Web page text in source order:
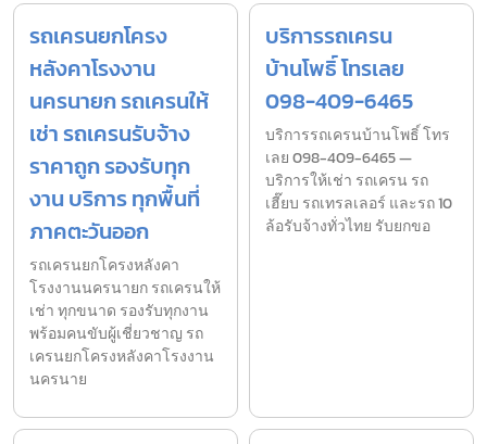
รถเครนยกโครง
หลังคาโรงงาน
นครนายก รถเครนให้
เช่า รถเครนรับจ้าง
ราคาถูก รองรับทุก
งาน บริการ ทุกพื้นที่
ภาคตะวันออก
รถเครนยกโครงหลังคา
โรงงานนครนายก รถเครนให้
เช่า ทุกขนาด รองรับทุกงาน
พร้อมคนขับผู้เชี่ยวชาญ รถ
เครนยกโครงหลังคาโรงงาน
นครนาย
บริการรถเครน
บ้านโพธิ์ โทรเลย
098-409-6465
บริการรถเครนบ้านโพธิ์ โทร
เลย 098-409-6465 —
บริการให้เช่า รถเครน รถ
เฮี๊ยบ รถเทรลเลอร์ และรถ 10
ล้อรับจ้างทั่วไทย รับยกขอ